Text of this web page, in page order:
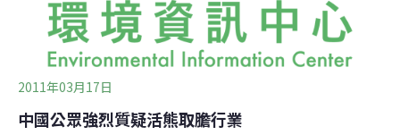
國是這些地區中最常被通報為產品來源的國
2011年03月17日
中國公眾強烈質疑活熊取膽行業